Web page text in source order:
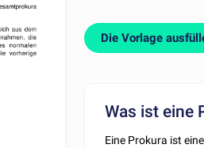
Die Vorlage
Was ist eine
Eine Prokura ist